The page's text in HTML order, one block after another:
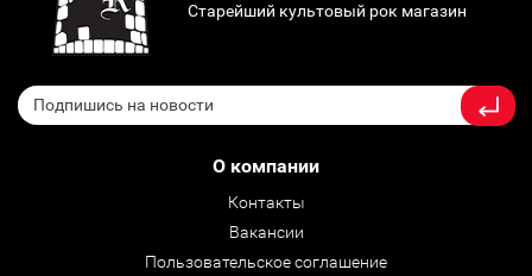
Старейший культовый рок магазин
О компании
Контакты
Вакансии
Пользовательское соглашение